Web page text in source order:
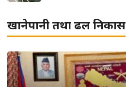
खानेपानी तथा ढल निकास